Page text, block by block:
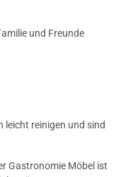
und Freunde
leicht reinigen und sind
Gastronomie Möbel ist